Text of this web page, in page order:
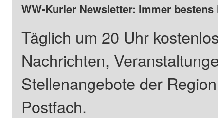
WW-Kurier Newsletter: Immer
Täglich um 20 Uhr
Nachrichten,
Stellenangebote der
Postfach.